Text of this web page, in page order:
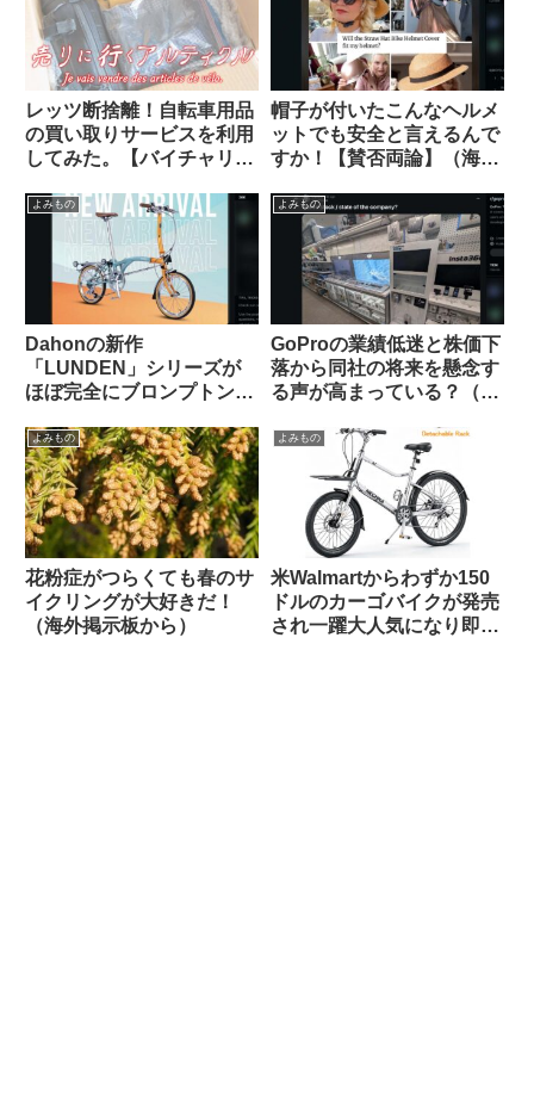
レッツ断捨離！自転車用品
の買い取りサービスを利用
してみた。【バイチャリ】
帽子が付いたこんなヘルメ
ットでも安全と言えるんで
すか！【賛否両論】（海外
よみもの
Dahonの新作
「LUNDEN」シリーズが
ほぼ完全にブロンプトンな
【Brompton vs.
Brompnot 最終戦争へ】
よみもの
GoProの業績低迷と株価下
落から同社の将来を懸念す
る声が高まっている？（海
よみもの
花粉症がつらくても春のサ
イクリングが大好きだ！
（海外掲示板から）
よみもの
米Walmartからわずか150
ドルのカーゴバイクが発売
され一躍大人気になり即日